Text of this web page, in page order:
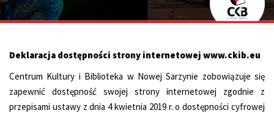
Deklaracja dostępności strony internetowej www.ckib.eu
Centrum Kultury i Biblioteka w Nowej Sarzynie zobowiązuje się
zapewnić dostępność swojej strony internetowej zgodnie z
przepisami ustawy z dnia 4 kwietnia 2019 r. o dostępności cyfrowej